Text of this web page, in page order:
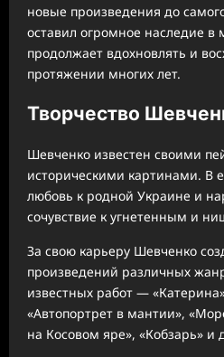
новые произведения до
оставил огромное наследие в
продолжает вдохновлять и
протяжении многих лет.
Творчество
Шевченко известен своими
историческими картинами. В
любовь к родной Украине и
сочувствие к угнетенным и
За свою карьеру Шевченко
произведений различных
известных работ —
«Автопортрет в мантии»,
на Косовом яре», «Кобзарь» и